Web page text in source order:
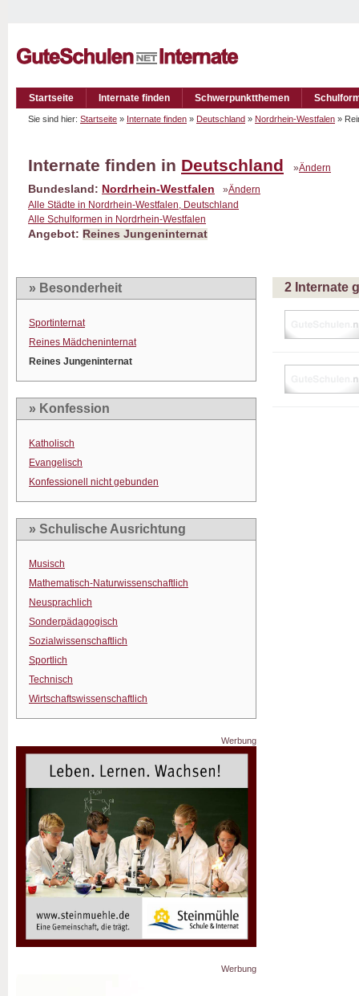
Startseite Internate finden Schwerpunktthemen
Sie sind hier: Startseite » Internate finden » Deutschland » Nordrhein-Westfalen »
Internate finden in Deutschland »Ändern
Bundesland: Nordrhein-Westfalen »Ändern
Alle Städte in Nordrhein-Westfalen, Deutschland
Alle Schulformen in Nordrhein-Westfalen
Angebot: Reines Jungeninternat
» Besonderheit
Sportinternat
Reines Mädcheninternat
Reines Jungeninternat
» Konfession
Katholisch
Evangelisch
Konfessionell nicht gebunden
» Schulische Ausrichtung
Musisch
Mathematisch-Naturwissenschaftlich
Neusprachlich
Sonderpädagogisch
Sozialwissenschaftlich
Sportlich
Technisch
Wirtschaftswissenschaftlich
Werbung
Werbung
2 Internate